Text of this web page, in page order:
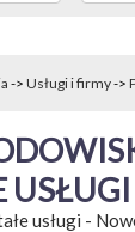
-> Usługi i firmy->
usługi -